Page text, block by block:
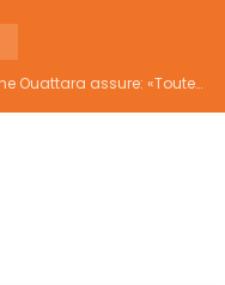
Déguerpissements à Koumassi/ Alassane Ouattara assure: «Toutes les responsabilités seront établies et elles donneront lieu aux sanctions prévues par la loi»